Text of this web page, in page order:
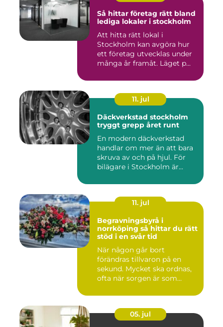
Så hittar företag rätt bland
lediga lokaler i stockholm
Att hitta rätt lokal i
Stockholm kan avgöra hur
ett företag utvecklas under
många år framåt. Läget p...
11. jul
Däckverkstad stockholm
tryggt grepp året runt
En modern däckverkstad
handlar om mer än att bara
skruva av och på hjul. För
bilägare i Stockholm är...
11. jul
Begravningsbyrå i
norrköping så hittar du rätt
stöd i en svår tid
När någon går bort
förändras tillvaron på en
sekund. Mycket ska ordnas,
ofta när sorgen är som
05. jul